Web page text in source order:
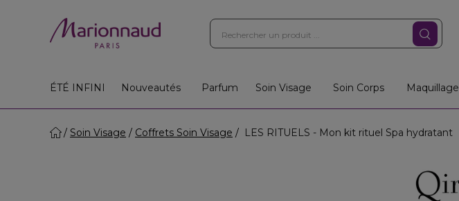
ÉTÉ INFINI Nouveautés Parfum Soin Visage Soin Corps Maquillage
Soin Visage Coffrets Soin Visage LES RITUELS - Mon kit rituel Spa hydratant